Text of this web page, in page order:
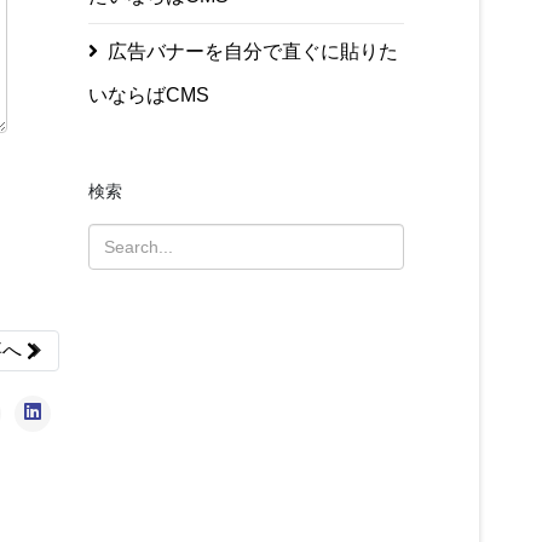
ランダムに記事を表示させたいならばCMS
広告バナーを自分で直ぐに貼りた
いならばCMS
検索